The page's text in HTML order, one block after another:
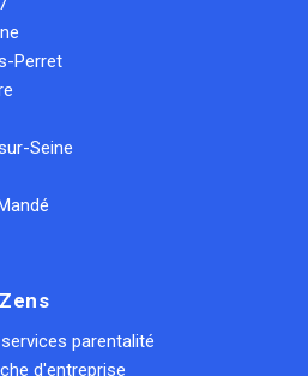
Perret
Seine
parentalité
d'entreprise